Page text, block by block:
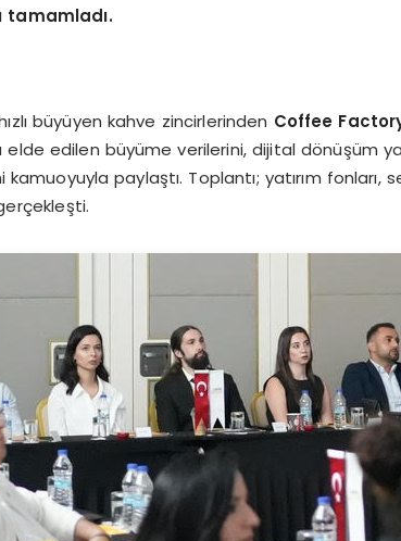
tamamladı.
büyüyen kahve zincirlerinden Coffee
elde edilen büyüme verilerini, dijital dönüşüm
paylaştı. Toplantı; yatırım fonları,